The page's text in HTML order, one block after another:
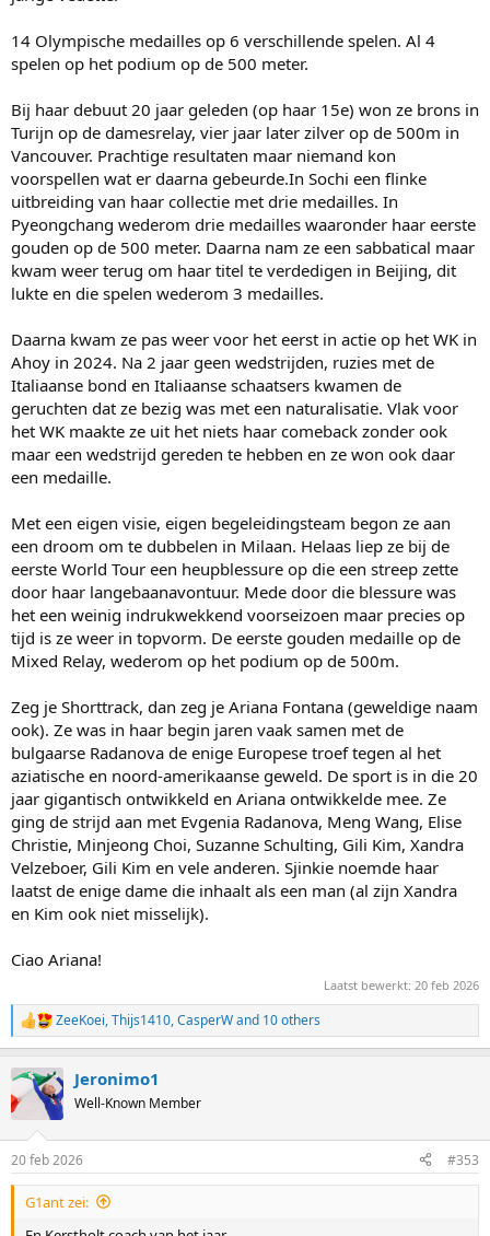
14 Olympische medailles op 6 verschillende spelen. Al 4
spelen op het podium op de 500 meter.
Bij haar debuut 20 jaar geleden (op haar 15e) won ze brons in
Turijn op de damesrelay, vier jaar later zilver op de 500m in
Vancouver. Prachtige resultaten maar niemand kon
voorspellen wat er daarna gebeurde.In Sochi een flinke
uitbreiding van haar collectie met drie medailles. In
Pyeongchang wederom drie medailles waaronder haar eerste
gouden op de 500 meter. Daarna nam ze een sabbatical maar
kwam weer terug om haar titel te verdedigen in Beijing, dit
lukte en die spelen wederom 3 medailles.
Daarna kwam ze pas weer voor het eerst in actie op het WK in
Ahoy in 2024. Na 2 jaar geen wedstrijden, ruzies met de
Italiaanse bond en Italiaanse schaatsers kwamen de
geruchten dat ze bezig was met een naturalisatie. Vlak voor
het WK maakte ze uit het niets haar comeback zonder ook
maar een wedstrijd gereden te hebben en ze won ook daar
een medaille.
Met een eigen visie, eigen begeleidingsteam begon ze aan
een droom om te dubbelen in Milaan. Helaas liep ze bij de
eerste World Tour een heupblessure op die een streep zette
door haar langebaanavontuur. Mede door die blessure was
het een weinig indrukwekkend voorseizoen maar precies op
tijd is ze weer in topvorm. De eerste gouden medaille op de
Mixed Relay, wederom op het podium op de 500m.
Zeg je Shorttrack, dan zeg je Ariana Fontana (geweldige naam
ook). Ze was in haar begin jaren vaak samen met de
bulgaarse Radanova de enige Europese troef tegen al het
aziatische en noord-amerikaanse geweld. De sport is in die 20
jaar gigantisch ontwikkeld en Ariana ontwikkelde mee. Ze
ging de strijd aan met Evgenia Radanova, Meng Wang, Elise
Christie, Minjeong Choi, Suzanne Schulting, Gili Kim, Xandra
Velzeboer, Gili Kim en vele anderen. Sjinkie noemde haar
laatst de enige dame die inhaalt als een man (al zijn Xandra
en Kim ook niet misselijk).
Ciao Ariana!
Laatst bewerkt: 20 feb 2026
R
e
c
t
s
:
ZeeKoei,Thijs1410,CasperWand 10 others
Jeronimo1
Well-Known Member
20 feb 2026 #353
G1ant zei: